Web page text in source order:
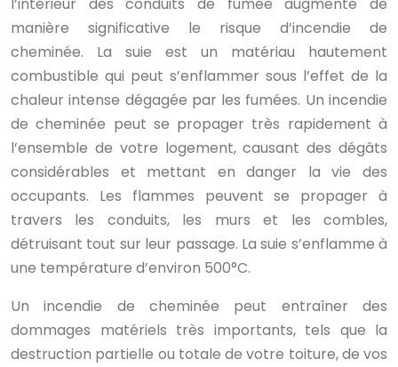
manière significative le risque d’incendie de
cheminée. La suie est un matériau hautement
combustible qui peut s’enflammer sous l’effet de la
chaleur intense dégagée par les fumées. Un incendie
de cheminée peut se propager très rapidement à
l’ensemble de votre logement, causant des dégâts
considérables et mettant en danger la vie des
occupants. Les flammes peuvent se propager à
travers les conduits, les murs et les combles,
détruisant tout sur leur passage. La suie s’enflamme à
une température d’environ 500°C.
Un incendie de cheminée peut entraîner des
dommages matériels très importants, tels que la
destruction partielle ou totale de votre toiture, de vos